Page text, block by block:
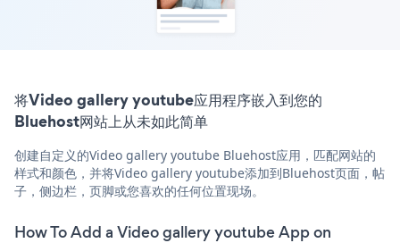
将Video gallery youtube应用程序嵌入到您的
Bluehost网站上从未如此简单
创建自定义的Video gallery youtube Bluehost应用，匹配网站的
样式和颜色，并将Video gallery youtube添加到Bluehost页面，帖
子，侧边栏，页脚或您喜欢的任何位置现场。
How To Add a Video gallery youtube App on